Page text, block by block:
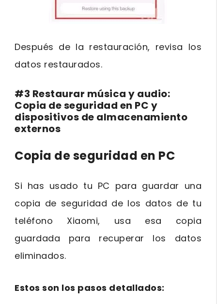
Después de la restauración, revisa los
datos restaurados.
#3 Restaurar música y audio:
Copia de seguridad en PC y
dispositivos de almacenamiento
externos
Copia de seguridad en PC
Si has usado tu PC para guardar una
copia de seguridad de los datos de tu
teléfono Xiaomi, usa esa copia
guardada para recuperar los datos
eliminados.
Estos son los pasos detallados: